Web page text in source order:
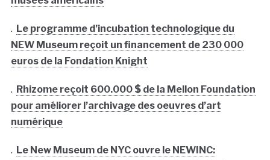
. Le programme d’incubation technologique du
NEW Museum reçoit un financement de 230 000
euros de la Fondation Knight
. Rhizome reçoit 600.000 $ de la Mellon Foundation
pour améliorer l’archivage des oeuvres d’art
numérique
. Le New Museum de NYC ouvre le NEWINC: